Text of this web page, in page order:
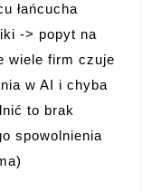
łańcucha
-> popyt na
wiele firm czuje
w AI i chyba
to brak
spowolnienia